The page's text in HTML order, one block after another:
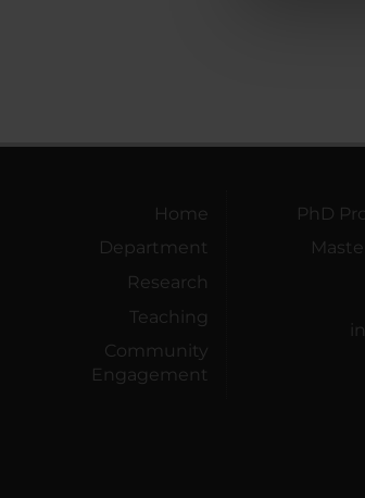
Home
Department
Research
Teaching
Community
Engagement
PhD